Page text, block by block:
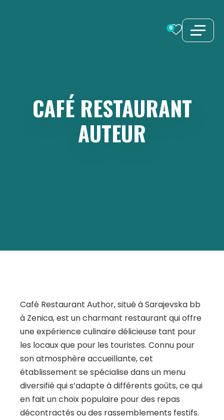
0
CAFÉ RESTAURANT
AUTEUR
Café Restaurant Author, situé à Sarajevska bb
à Zenica, est un charmant restaurant qui offre
une expérience culinaire délicieuse tant pour
les locaux que pour les touristes. Connu pour
son atmosphère accueillante, cet
établissement se spécialise dans un menu
diversifié qui s’adapte à différents goûts, ce qui
en fait un choix populaire pour des repas
décontractés ou des rassemblements festifs.